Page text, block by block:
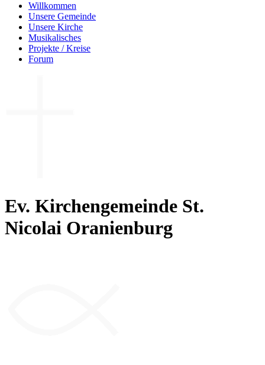
Willkommen
Unsere Gemeinde
Unsere Kirche
Musikalisches
Projekte / Kreise
Forum
Ev. Kirchengemeinde St.
Nicolai Oranienburg